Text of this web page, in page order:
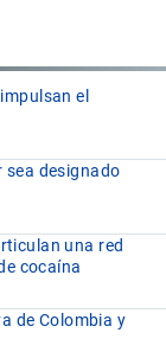
el
sea designado
una red
cocaína
de Colombia y